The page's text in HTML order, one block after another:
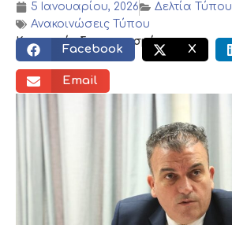
5 Ιανουαρίου, 2026
Δελτία Τύπου
Ανακοινώσεις Τύπου
Κοινωνικός διαμοιρασμός:
Facebook X
Email